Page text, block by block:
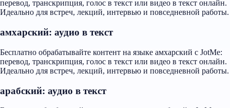
перевод, транскрипция, голос в текст или видео в текст онлайн.
Идеально для встреч, лекций, интервью и повседневной работы.
амхарский: аудио в текст
Бесплатно обрабатывайте контент на языке амхарский с JotMe:
перевод, транскрипция, голос в текст или видео в текст онлайн.
Идеально для встреч, лекций, интервью и повседневной работы.
арабский: аудио в текст